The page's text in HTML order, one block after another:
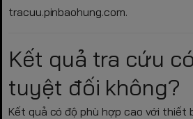
tracuu.pinbaohung.com.
Kết quả tra cứu
tuyệt đối không?
Kết quả có độ phù hợp cao với thiết